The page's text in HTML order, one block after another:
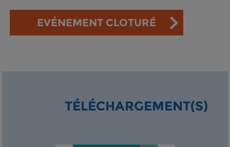
EVÉNEMENT CLOTURÉ
TÉLÉCHARGEMENT(S)